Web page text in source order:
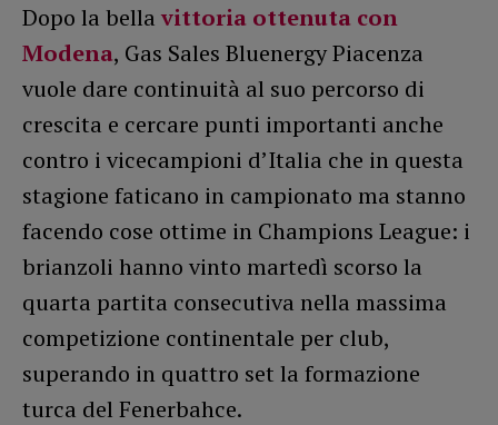
Dopo la bella vittoria ottenuta con
Modena, Gas Sales Bluenergy Piacenza
vuole dare continuità al suo percorso di
crescita e cercare punti importanti anche
contro i vicecampioni d’Italia che in questa
stagione faticano in campionato ma stanno
facendo cose ottime in Champions League: i
brianzoli hanno vinto martedì scorso la
quarta partita consecutiva nella massima
competizione continentale per club,
superando in quattro set la formazione
turca del Fenerbahce.